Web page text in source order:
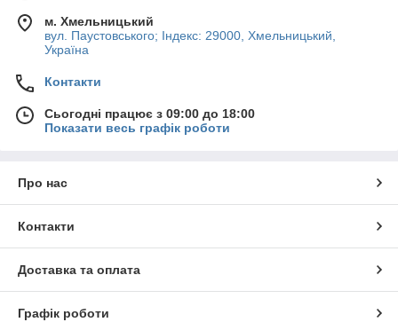
м. Хмельницький
вул. Паустовського; Індекс: 29000, Хмельницький,
Україна
Контакти
Сьогодні працює з 09:00 до 18:00
Показати весь графік роботи
Про нас
Контакти
Доставка та оплата
Графік роботи